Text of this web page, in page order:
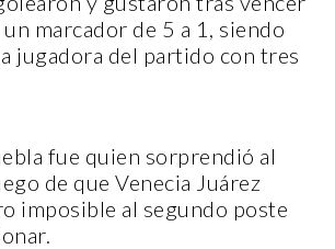
marcador de 5 a 1, siendo
jugadora del partido con tres
fue quien sorprendió al
de que Venecia Juárez
imposible al segundo poste